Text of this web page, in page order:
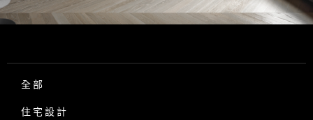
全部
住宅設計